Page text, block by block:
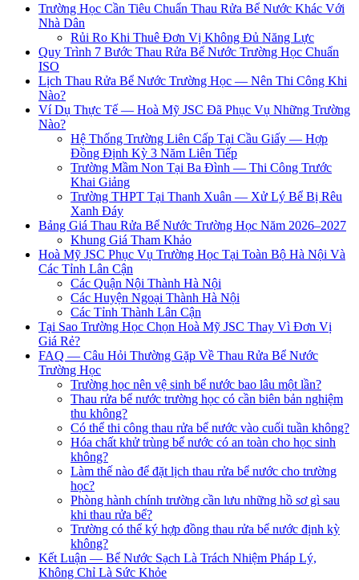
Trường Học Cần Tiêu Chuẩn Thau Rửa Bể Nước Khác Với
Nhà Dân
Rủi Ro Khi Thuê Đơn Vị Không Đủ Năng Lực
Quy Trình 7 Bước Thau Rửa Bể Nước Trường Học Chuẩn
ISO
Lịch Thau Rửa Bể Nước Trường Học — Nên Thi Công Khi
Nào?
Ví Dụ Thực Tế — Hoà Mỹ JSC Đã Phục Vụ Những Trường
Nào?
Hệ Thống Trường Liên Cấp Tại Cầu Giấy — Hợp
Đồng Định Kỳ 3 Năm Liên Tiếp
Trường Mầm Non Tại Ba Đình — Thi Công Trước
Khai Giảng
Trường THPT Tại Thanh Xuân — Xử Lý Bể Bị Rêu
Xanh Đáy
Bảng Giá Thau Rửa Bể Nước Trường Học Năm 2026–2027
Khung Giá Tham Khảo
Hoà Mỹ JSC Phục Vụ Trường Học Tại Toàn Bộ Hà Nội Và
Các Tỉnh Lân Cận
Các Quận Nội Thành Hà Nội
Các Huyện Ngoại Thành Hà Nội
Các Tỉnh Thành Lân Cận
Tại Sao Trường Học Chọn Hoà Mỹ JSC Thay Vì Đơn Vị
Giá Rẻ?
FAQ — Câu Hỏi Thường Gặp Về Thau Rửa Bể Nước
Trường Học
Trường học nên vệ sinh bể nước bao lâu một lần?
Thau rửa bể nước trường học có cần biên bản nghiệm
thu không?
Có thể thi công thau rửa bể nước vào cuối tuần không?
Hóa chất khử trùng bể nước có an toàn cho học sinh
không?
Làm thế nào để đặt lịch thau rửa bể nước cho trường
học?
Phòng hành chính trường cần lưu những hồ sơ gì sau
khi thau rửa bể?
Trường có thể ký hợp đồng thau rửa bể nước định kỳ
không?
Kết Luận — Bể Nước Sạch Là Trách Nhiệm Pháp Lý,
Không Chỉ Là Sức Khỏe